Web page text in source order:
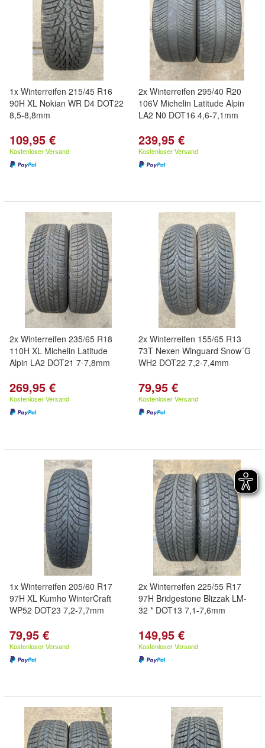
1x Winterreifen 215/45 R16
90H XL Nokian WR D4 DOT22
8,5-8,8mm
109,95 €
Kostenloser Versand
2x Winterreifen 295/40 R20
106V Michelin Latitude Alpin
LA2 N0 DOT16 4,6-7,1mm
239,95 €
Kostenloser Versand
2x Winterreifen 235/65 R18
110H XL Michelin Latitude
Alpin LA2 DOT21 7-7,8mm
269,95 €
Kostenloser Versand
2x Winterreifen 155/65 R13
73T Nexen Winguard Snow´G
WH2 DOT22 7,2-7,4mm
79,95 €
Kostenloser Versand
1x Winterreifen 205/60 R17
97H XL Kumho WinterCraft
WP52 DOT23 7,2-7,7mm
79,95 €
Kostenloser Versand
2x Winterreifen 225/55 R17
97H Bridgestone Blizzak LM-
32 * DOT13 7,1-7,6mm
149,95 €
Kostenloser Versand